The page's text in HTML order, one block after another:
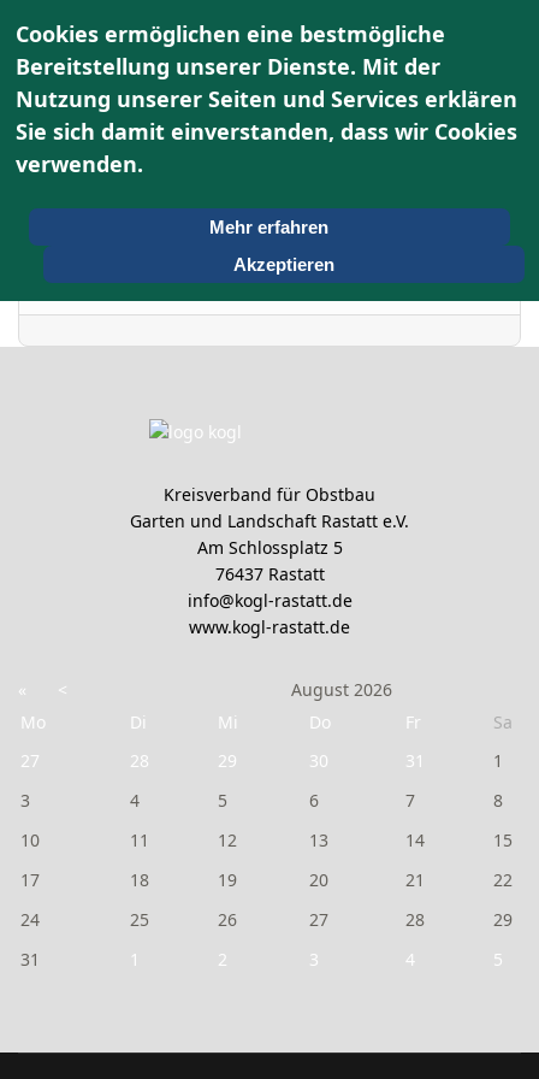
Terminkalender
Freitag, 29. Mai 2026
Es wurden keine Events gefunden
Kreisverband für Obstbau
Garten und Landschaft Rastatt e.V.
Am Schlossplatz 5
76437 Rastatt
info@kogl-rastatt.de
www.kogl-rastatt.de
« < August 2026
Mo
Di Mi Do Fr
Sa
27
28 29 30 31
1
3
4 5 6 7
8
10
11 12 13 14
15
17
18 19 20 21
22
24
25 26 27 28
29
31
1 2 3 4 5
Cookies ermöglichen eine bestmögliche
Bereitstellung unserer Dienste. Mit der
Nutzung unserer Seiten und Services erklären
Sie sich damit einverstanden, dass wir Cookies
verwenden.
Mehr erfahren
Akzeptieren